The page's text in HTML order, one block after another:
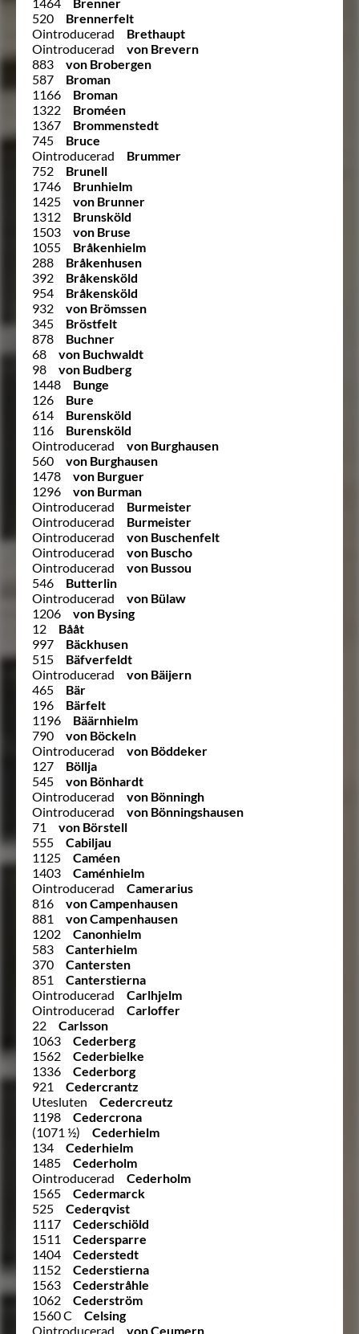
520
Brennerfelt
Ointroducerad
Brethaupt
Ointroducerad
von Brevern
883
von Brobergen
587
Broman
1166
Broman
1322
Broméen
1367
Brommenstedt
745
Bruce
Ointroducerad
Brummer
752
Brunell
1746
Brunhielm
1425
von Brunner
1312
Brunsköld
1503
von Bruse
1055
Bråkenhielm
288
Bråkenhusen
392
Bråkensköld
954
Bråkensköld
932
von Brömssen
345
Bröstfelt
878
Buchner
68
von Buchwaldt
98
von Budberg
1448
Bunge
126
Bure
614
Burensköld
116
Burensköld
Ointroducerad
von Burghausen
560
von Burghausen
1478
von Burguer
1296
von Burman
Ointroducerad
Burmeister
Ointroducerad
Burmeister
Ointroducerad
von Buschenfelt
Ointroducerad
von Buscho
Ointroducerad
von Bussou
546
Butterlin
Ointroducerad
von Bülaw
1206
von Bysing
12
Bååt
997
Bäckhusen
515
Bäfverfeldt
Ointroducerad
von Bäijern
465
Bär
196
Bärfelt
1196
Bäärnhielm
790
von Böckeln
Ointroducerad
von Böddeker
127
Böllja
545
von Bönhardt
Ointroducerad
von Bönningh
Ointroducerad
von Bönningshausen
71
von Börstell
555
Cabiljau
1125
Caméen
1403
Caménhielm
Ointroducerad
Camerarius
816
von Campenhausen
881
von Campenhausen
1202
Canonhielm
583
Canterhielm
370
Cantersten
851
Canterstierna
Ointroducerad
Carlhjelm
Ointroducerad
Carloffer
22
Carlsson
1063
Cederberg
1562
Cederbielke
1336
Cederborg
921
Cedercrantz
Utesluten
Cedercreutz
1198
Cedercrona
(1071 ½)
Cederhielm
134
Cederhielm
1485
Cederholm
Ointroducerad
Cederholm
1565
Cedermarck
525
Cederqvist
1117
Cederschiöld
1511
Cedersparre
1404
Cederstedt
1152
Cederstierna
1563
Cederstråhle
1062
Cederström
1560 C
Celsing
Ointroducerad
von Ceumern